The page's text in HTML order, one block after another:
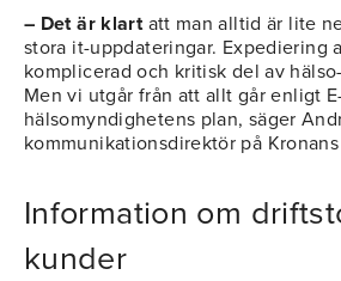
– Det är klartatt man alltid är lite
stora it-uppdateringar. Expediering
komplicerad och kritisk del av
Men vi utgår från att allt går enligt
hälsomyndighetens plan, säger
kommunikationsdirektör på
Information om
kunder